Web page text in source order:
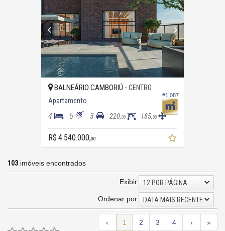
#1.087
BALNEÁRIO CAMBORIÚ - CENTRO
Apartamento
4 5 3 220,00 185,00
R$ 4.540.000,00
103 imóveis encontrados
Exibir
12 POR PÁGINA
Ordenar por
DATA MAIS RECENTE
‹ 1 2 3 4 › »